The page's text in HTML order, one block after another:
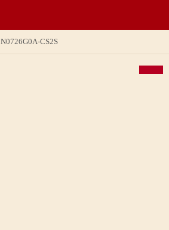
N0726G0A-CS2S